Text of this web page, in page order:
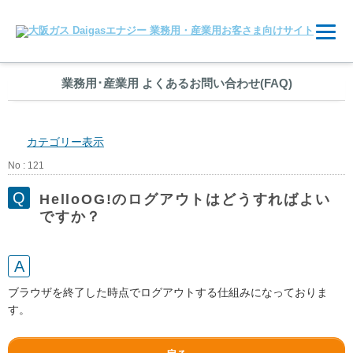
業務用 ･産業用 よくあるお問い合わせ(FAQ)
カテゴリー表示
No : 121
HelloOG!のログアウトはどうすればよい
ですか？
ブラウザを終了した時点でログアウトする仕組みになっておりま
す。